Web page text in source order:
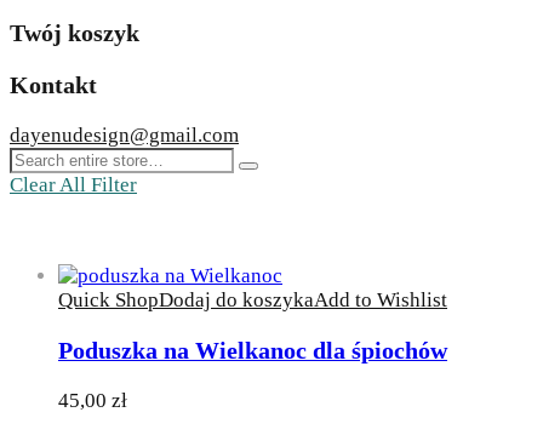
Twój koszyk
Kontakt
dayenudesign@gmail.com
Clear All Filter
Quick ShopDodaj do koszykaAdd to Wishlist
Poduszka na Wielkanoc dla śpiochów
45,00 zł